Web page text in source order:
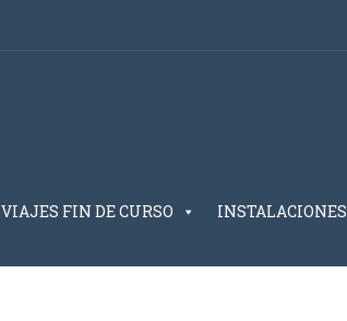
VIAJES FIN DE CURSO INSTALACIONES